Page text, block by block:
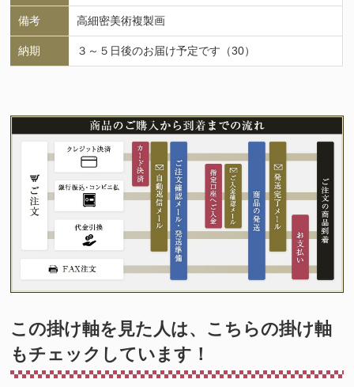
備考 高細密美術複製画
納期 ３～５日後のお届け予定です（30）
この掛け軸を見た人は、こちらの掛け軸
もチェックしています！